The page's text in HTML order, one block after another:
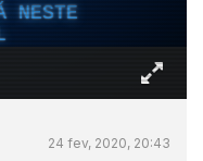
NESTE
24 fev, 2020, 20:43